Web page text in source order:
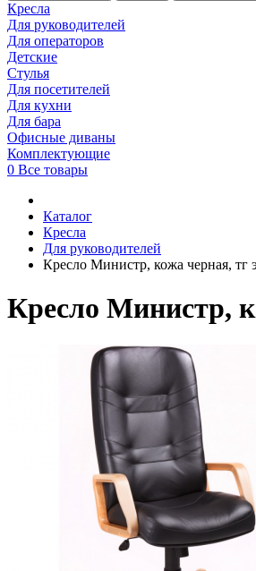
Кресла
Для руководителей
Для операторов
Детские
Стулья
Для посетителей
Для кухни
Для бара
Офисные диваны
Комплектующие
0 Все товары
Каталог
Кресла
Для руководителей
Кресло Министр, кожа черная, тг
Кресло Министр,